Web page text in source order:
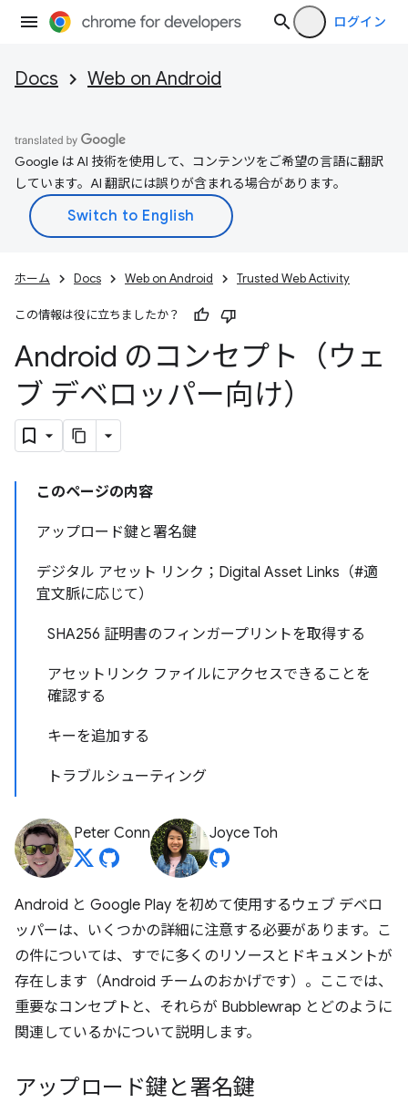
ログイン
Docs Web on Android
Google は AI 技術を使用して、コンテンツをご希望の言語に翻訳
しています。AI 翻訳には誤りが含まれる場合があります。
ホーム Docs Web on Android Trusted Web Activity
この情報は役に立ちましたか？
Android のコンセプト（ウェ
ブ デベロッパー向け）
このページの内容
アップロード鍵と署名鍵
デジタル アセット リンク；Digital Asset Links（#適
宜文脈に応じて）
SHA256 証明書のフィンガープリントを取得する
アセットリンク ファイルにアクセスできることを
確認する
キーを追加する
トラブルシューティング
Peter Conn Joyce Toh
Android と Google Play を初めて使用するウェブ デベロ
ッパーは、いくつかの詳細に注意する必要があります。こ
の件については、すでに多くのリソースとドキュメントが
存在します（Android チームのおかげです）。ここでは、
重要なコンセプトと、それらが Bubblewrap とどのように
関連しているかについて説明します。
アップロード鍵と署名鍵